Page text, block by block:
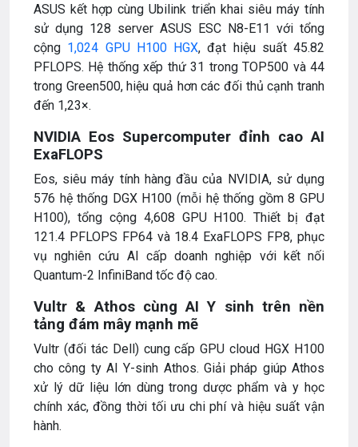
ASUS kết hợp cùng Ubilink triển khai siêu máy tính
sử dụng 128 server ASUS ESC N8-E11 với tổng
cộng 1,024 GPU H100 HGX, đạt hiệu suất 45.82
PFLOPS. Hệ thống xếp thứ 31 trong TOP500 và 44
trong Green500, hiệu quả hơn các đối thủ cạnh tranh
đến 1,23×.
NVIDIA Eos Supercomputer đỉnh cao AI
ExaFLOPS
Eos, siêu máy tính hàng đầu của NVIDIA, sử dụng
576 hệ thống DGX H100 (mỗi hệ thống gồm 8 GPU
H100), tổng cộng 4,608 GPU H100. Thiết bị đạt
121.4 PFLOPS FP64 và 18.4 ExaFLOPS FP8, phục
vụ nghiên cứu AI cấp doanh nghiệp với kết nối
Quantum-2 InfiniBand tốc độ cao.
Vultr & Athos cùng AI Y sinh trên nền
tảng đám mây mạnh mẽ
Vultr (đối tác Dell) cung cấp GPU cloud HGX H100
cho công ty AI Y-sinh Athos. Giải pháp giúp Athos
xử lý dữ liệu lớn dùng trong dược phẩm và y học
chính xác, đồng thời tối ưu chi phí và hiệu suất vận
hành.